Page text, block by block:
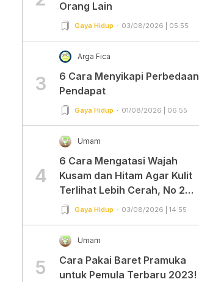
Orang Lain
Gaya Hidup 03/08/2026 | 05:55
3
Arga Fica
6 Cara Menyikapi Perbedaan
Pendapat
Gaya Hidup 01/08/2026 | 06:55
4
Umam
6 Cara Mengatasi Wajah
Kusam dan Hitam Agar Kulit
Terlihat Lebih Cerah, No 2
Gampang Banget dan Mudah
Gaya Hidup 03/08/2026 | 14:55
5
Umam
Cara Pakai Baret Pramuka
untuk Pemula Terbaru 2023!